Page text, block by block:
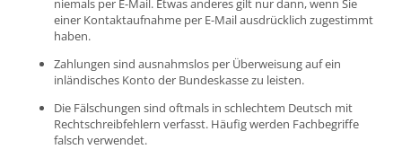
niemals per E-Mail. Etwas anderes gilt nur dann, wenn Sie
einer Kontaktaufnahme per E-Mail ausdrücklich zugestimmt
haben.
Zahlungen sind ausnahmslos per Überweisung auf ein
inländisches Konto der Bundeskasse zu leisten.
Die Fälschungen sind oftmals in schlechtem Deutsch mit
Rechtschreibfehlern verfasst. Häufig werden Fachbegriffe
falsch verwendet.